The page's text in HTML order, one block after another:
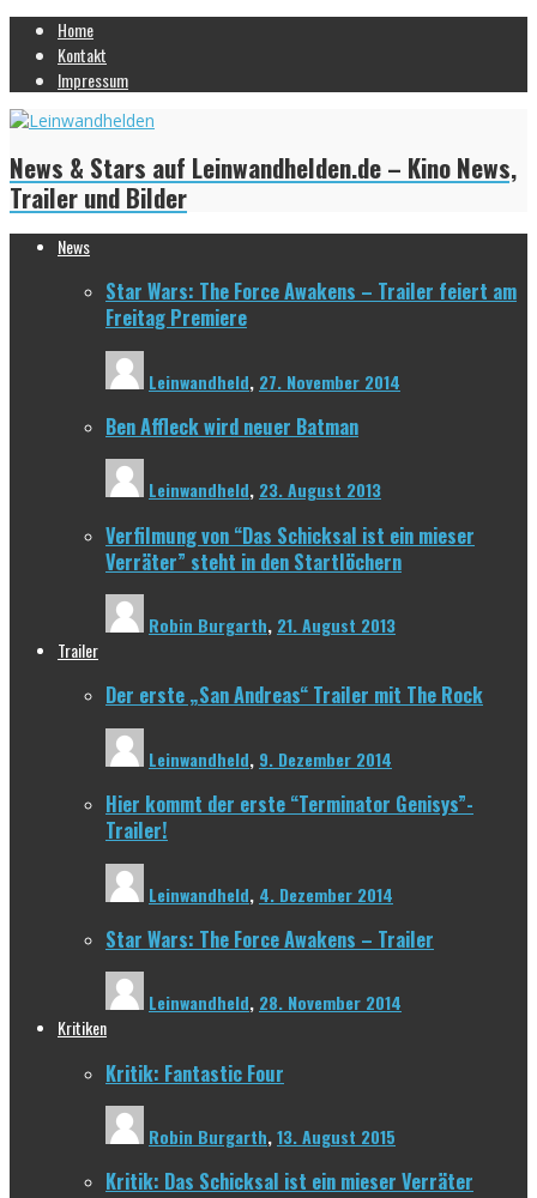
Home
Kontakt
Impressum
News & Stars auf Leinwandhelden.de – Kino News,
Trailer und Bilder
News
Star Wars: The Force Awakens – Trailer feiert am
Freitag Premiere
Leinwandheld, 27. November 2014
Ben Affleck wird neuer Batman
Leinwandheld, 23. August 2013
Verfilmung von “Das Schicksal ist ein mieser
Verräter” steht in den Startlöchern
Robin Burgarth, 21. August 2013
Trailer
Der erste „San Andreas“ Trailer mit The Rock
Leinwandheld, 9. Dezember 2014
Hier kommt der erste “Terminator Genisys”-
Trailer!
Leinwandheld, 4. Dezember 2014
Star Wars: The Force Awakens – Trailer
Leinwandheld, 28. November 2014
Kritiken
Kritik: Fantastic Four
Robin Burgarth,13. August 2015
Kritik: Das Schicksal ist ein mieser Verräter